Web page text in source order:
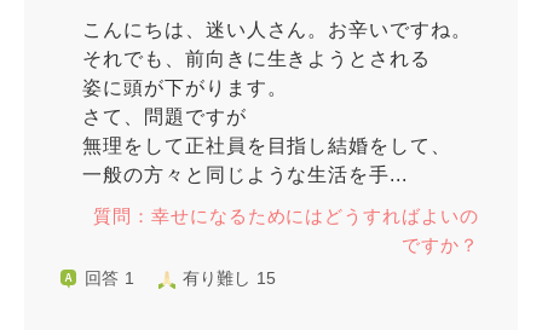
こんにちは、迷い人さん。お辛いですね。
それでも、前向きに生きようとされる
姿に頭が下がります。
さて、問題ですが
無理をして正社員を目指し結婚をして、
一般の方々と同じような生活を手...
質問：幸せになるためにはどうすればよいの
ですか？
回答 1 有り難し 15